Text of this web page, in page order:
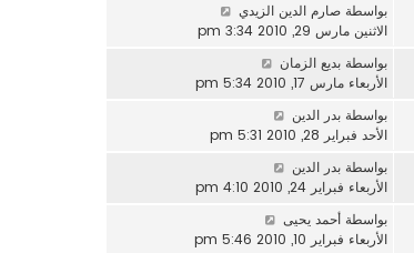
بواسطة صارم الدين الزيدي
الاثنين مارس 29, 2010 3:34 pm
بواسطة بديع الزمان
الأربعاء مارس 17, 2010 5:34 pm
بواسطة بدر الدين
الأحد فبراير 28, 2010 5:31 pm
بواسطة بدر الدين
الأربعاء فبراير 24, 2010 4:10 pm
بواسطة أحمد يحيى
الأربعاء فبراير 10, 2010 5:46 pm